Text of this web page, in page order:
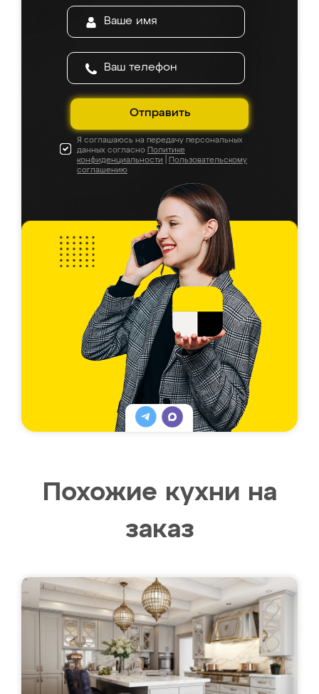
Отправить
Я соглашаюсь на передачу персональных
данных согласно Политике
конфиденциальности
Пользовательскому
соглашению
Похожие кухни на
заказ